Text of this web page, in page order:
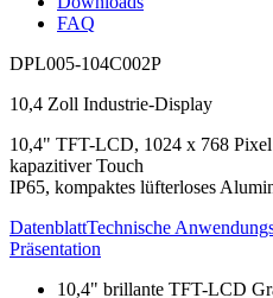
FAQ
DPL005-104C002P
10,4 Zoll Industrie-Display
10,4" TFT-LCD, 1024 x 768 Pixel
kapazitiver Touch
IP65, kompaktes lüfterloses
DatenblattTechnische
Präsentation
10,4" brillante TFT-LCD